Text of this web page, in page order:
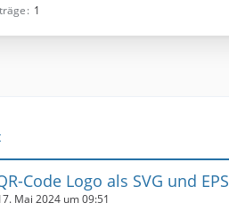
1
Code Logo als SVG und EPS
Mai 2024 um 09:51